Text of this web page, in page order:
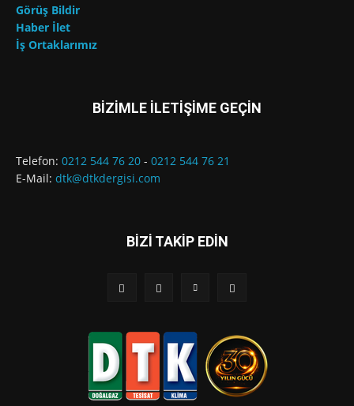
Görüş Bildir
Haber İlet
İş Ortaklarımız
BİZİMLE İLETİŞİME GEÇİN
Telefon: 0212 544 76 20 - 0212 544 76 21
E-Mail: dtk@dtkdergisi.com
BİZİ TAKİP EDİN